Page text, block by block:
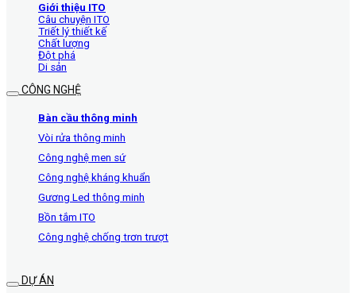
Giới thiệu ITO
Câu chuyện ITO
Triết lý thiết kế
Chất lượng
Đột phá
Di sản
CÔNG NGHỆ
Bàn cầu thông minh
Vòi rửa thông minh
Công nghệ men sứ
Công nghệ kháng khuẩn
Gương Led thông minh
Bồn tắm ITO
Công nghệ chống trơn trượt
DỰ ÁN